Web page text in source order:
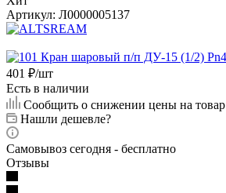
Артикул: Л0000005137
401 ₽/шт
Есть в наличии
Сообщить о снижении цены на товар
Нашли дешевле?
Самовывоз сегодня - бесплатно
Отзывы